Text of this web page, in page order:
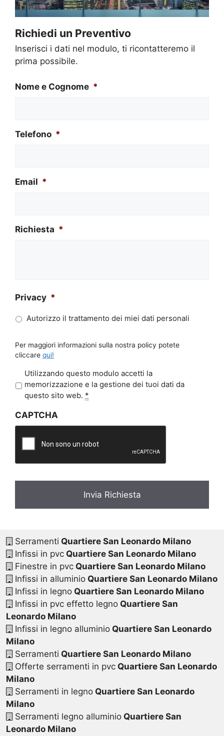
Richiedi un Preventivo
Inserisci i dati nel modulo, ti ricontatteremo il
prima possibile.
Nome e Cognome *
Telefono *
Email *
Richiesta *
Privacy *
Autorizzo il trattamento dei miei dati personali
Per maggiori informazioni sulla nostra policy potete
cliccare qui!
r
a
c
*
Utilizzando questo modulo accetti la
memorizzazione e la gestione dei tuoi dati da
questo sito web. *
CAPTCHA
Serramenti Quartiere San Leonardo Milano
Infissi in pvcQuartiere San Leonardo Milano
Finestre in pvcQuartiere San Leonardo Milano
Infissi in alluminioQuartiere San Leonardo Milano
Infissi in legnoQuartiere San Leonardo Milano
Infissi in pvc effetto legnoQuartiere San
Leonardo Milano
Infissi in legno alluminioQuartiere San Leonardo
Milano
Serramenti Quartiere San Leonardo Milano
Offerte serramenti in pvcQuartiere San Leonardo
Milano
Serramenti in legnoQuartiere San Leonardo
Milano
Serramenti legno alluminioQuartiere San
Leonardo Milano